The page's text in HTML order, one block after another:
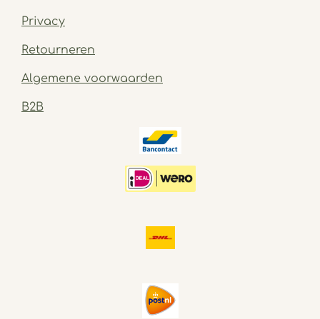
Privacy
Retourneren
Algemene voorwaarden
B2B